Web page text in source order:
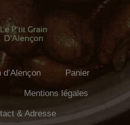
d’Alençon Panier
Mentions légales
& Adresse